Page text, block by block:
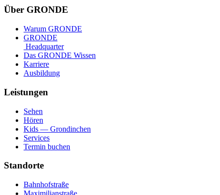
Über GRONDE
Warum GRONDE
GRONDE
Headquarter
Das GRONDE Wissen
Karriere
Ausbildung
Leistungen
Sehen
Hören
Kids — Grondinchen
Services
Termin buchen
Standorte
Bahnhofstraße
Maximilianstraße